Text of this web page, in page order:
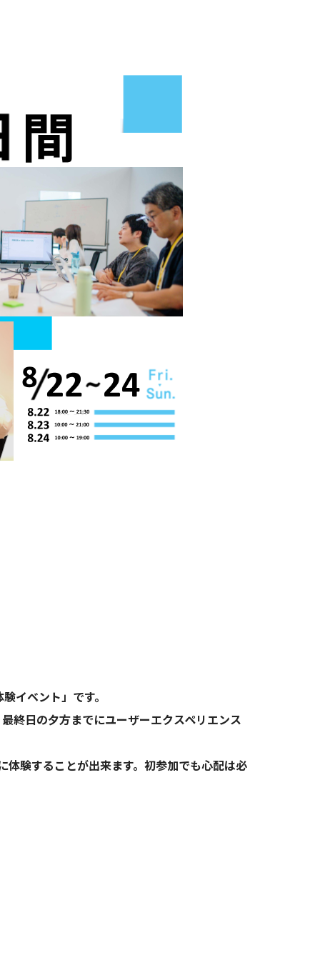
イベント」です。
終日の夕方までにユーザーエクスペリエンス
験することが出来ます。初参加でも心配は必